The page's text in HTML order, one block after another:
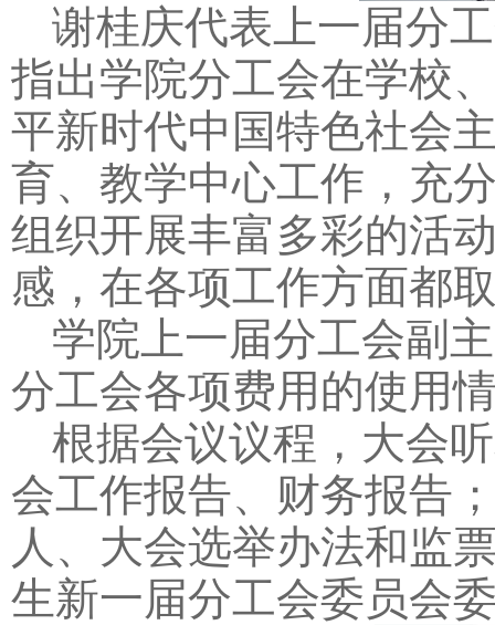
谢桂庆代表上一届分
指出学院分工会在学校
平新时代中国特色社会
育、教学中心工作，充
组织开展丰富多彩的活
感，在各项工作方面都
学院上一届分工会副
分工会各项费用的使用
根据会议议程，大会
会工作报告、财务报告
人、大会选举办法和监
生新一届分工会委员会